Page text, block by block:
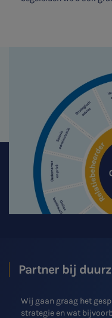
Partner bij
Wij gaan graag het
strategie en wat